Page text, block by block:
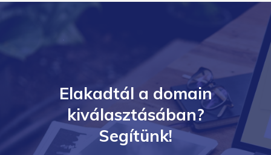
Elakadtál a domain
kiválasztásában?
Segítünk!